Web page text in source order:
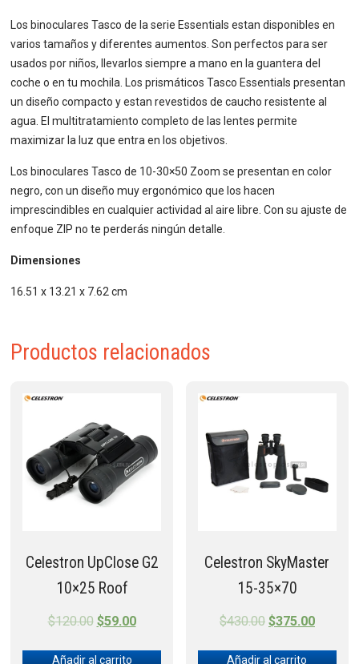
Los binoculares Tasco de la serie Essentials estan disponibles en
varios tamaños y diferentes aumentos. Son perfectos para ser
usados por niños, llevarlos siempre a mano en la guantera del
coche o en tu mochila. Los prismáticos Tasco Essentials presentan
un diseño compacto y estan revestidos de caucho resistente al
agua. El multitratamiento completo de las lentes permite
maximizar la luz que entra en los objetivos.
Los binoculares Tasco de 10-30×50 Zoom se presentan en color
negro, con un diseño muy ergonómico que los hacen
imprescindibles en cualquier actividad al aire libre. Con su ajuste de
enfoque ZIP no te perderás ningún detalle.
Dimensiones
16.51 x 13.21 x 7.62 cm
Productos relacionados
Celestron UpClose G2
10×25 Roof
$120.00 Original
$59.00Current
Añadir al carrito
Celestron SkyMaster
15-35×70
$430.00 Original
$375.00Current
Añadir al carrito